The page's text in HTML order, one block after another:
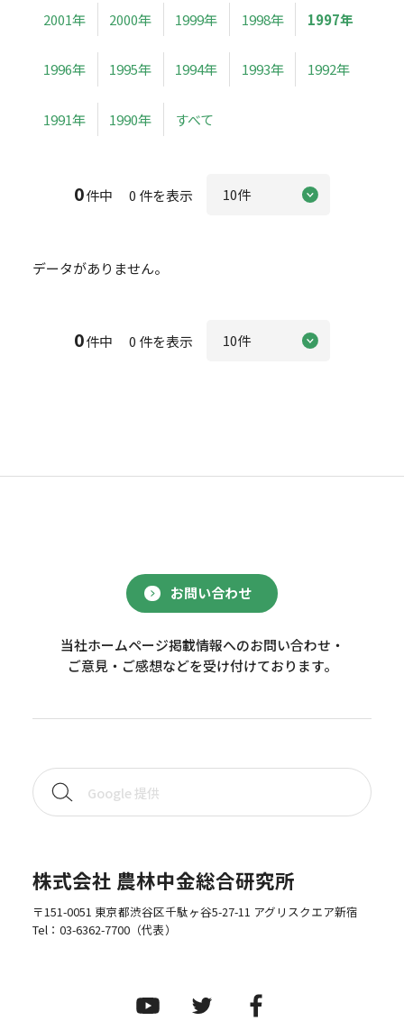
2001年 2000年 1999年 1998年 1997年
1996年 1995年 1994年 1993年 1992年
1991年 1990年 すべて
0件中 0 件を表示
データがありません。
0件中 0 件を表示
お問い合わせ
当社ホームページ掲載情報へのお問い合わせ・
ご意見・ご感想などを受け付けております。
株式会社 農林中金総合研究所
〒151-0051 東京都渋谷区千駄ヶ谷5-27-11 アグリスクエア新宿
Tel： 03-6362-7700（代表）